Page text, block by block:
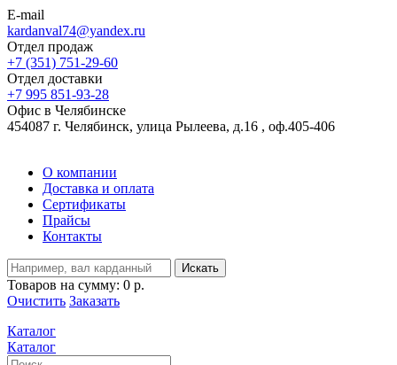
E-mail
kardanval74@yandex.ru
Отдел продаж
+7 (351) 751-29-60
Отдел доставки
+7 995 851-93-28
Офис в Челябинске
454087 г. Челябинск, улица Рылеева, д.16 , оф.405-406
О компании
Доставка и оплата
Сертификаты
Прайсы
Контакты
Искать
Товаров на сумму: 0 р.
Очистить Заказать
Каталог
Каталог